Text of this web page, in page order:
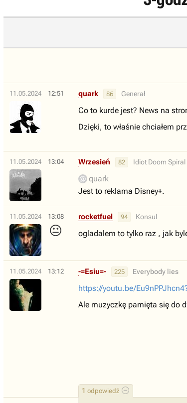
11.05.2024 12:51 quark 86 Generał
Co to kurde jest? News na
Dzięki, to właśnie chciałem
11.05.2024 13:04 Wrzesień 82 Idiot Doom Spiral
quark
Jest to reklama Disney+.
11.05.2024 13:08
😐
rocketfuel 94 Konsul
ogladalem to tylko raz , jak
11.05.2024 13:12
1 odpowiedź
-=Esiu=- 225 Everybody lies
https://youtu.be/
Ale muzyczkę pamięta się do